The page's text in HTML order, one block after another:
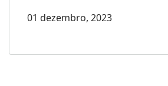
01 dezembro, 2023